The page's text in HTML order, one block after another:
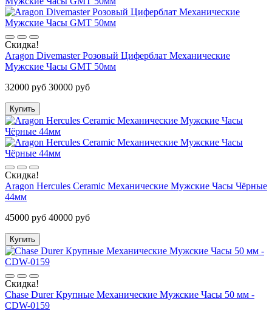
Скидка!
Aragon Divemaster Розовый Циферблат Механические
Мужские Часы GMT 50мм
32000 руб 30000 руб
Купить
Скидка!
Aragon Hercules Ceramic Механические Мужские Часы Чёрные
44мм
45000 руб 40000 руб
Купить
Скидка!
Chase Durer Крупные Механические Мужские Часы 50 мм -
CDW-0159